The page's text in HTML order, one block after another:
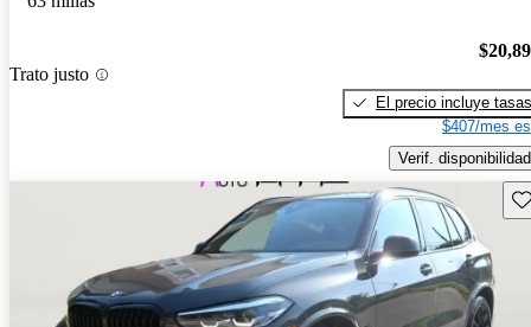
Trato justo
El precio incluye tasas
$407/mes
Verif. disponibilidad